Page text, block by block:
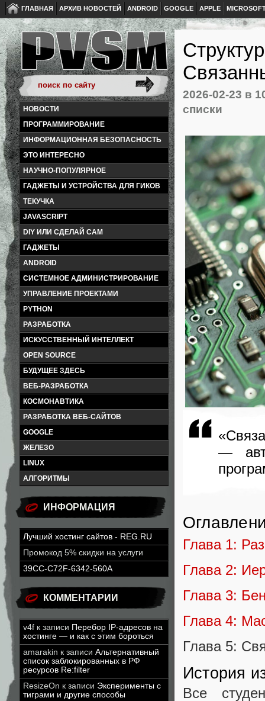
ГЛАВНАЯ АРХИВ НОВОСТЕЙ ANDROID GOOGLE APPLE
НОВОСТИ
ПРОГРАММИРОВАНИЕ
ИНФОРМАЦИОННАЯ БЕЗОПАСНОСТЬ
ЭТО ИНТЕРЕСНО
НАУЧНО-ПОПУЛЯРНОЕ
ГАДЖЕТЫ И УСТРОЙСТВА ДЛЯ ГИКОВ
ТЕКУЧКА
JAVASCRIPT
DIY ИЛИ СДЕЛАЙ САМ
ГАДЖЕТЫ
ANDROID
СИСТЕМНОЕ АДМИНИСТРИРОВАНИЕ
УПРАВЛЕНИЕ ПРОЕКТАМИ
PYTHON
РАЗРАБОТКА
ИСКУССТВЕННЫЙ ИНТЕЛЛЕКТ
OPEN SOURCE
БУДУЩЕЕ ЗДЕСЬ
ВЕБ-РАЗРАБОТКА
КОСМОНАВТИКА
РАЗРАБОТКА ВЕБ-САЙТОВ
GOOGLE
ЖЕЛЕЗО
LINUX
АЛГОРИТМЫ
ИНФОРМАЦИЯ
Лучший хостинг сайтов - REG.RU
Промокод 5% скидки на услуги
39CC-C72F-6342-560A
КОММЕНТАРИИ
v4f к записи Перебор IP-адресов на
хостинге — и как с этим бороться
amarakin к записи Альтернативный
список заблокированных в РФ
ресурсов Re:filter
ResizeOn к записи Эксперименты с
тиграми и другие способы
2026-02-23 в
списки
—
Глава 1:
Глава 2:
Глава 3:
Глава 4:
Глава 5:
История
Все